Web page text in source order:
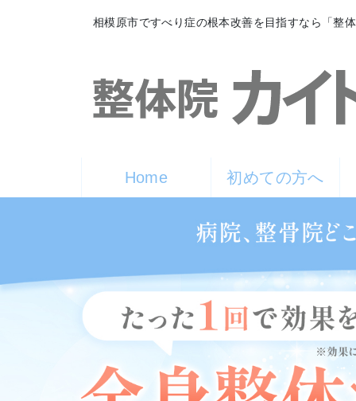
相模原市ですべり症の根本改善を目指すなら「整
Home 初めての方へ